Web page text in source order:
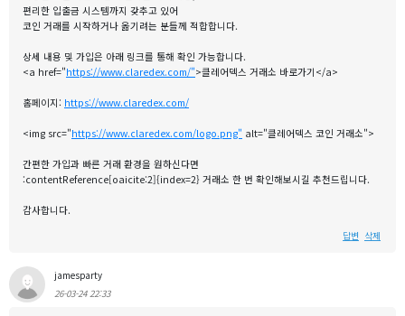
편리한 입출금 시스템까지 갖추고 있어
코인 거래를 시작하거나 옮기려는 분들께 적합합니다.
상세 내용 및 가입은 아래 링크를 통해 확인 가능합니다.
<a href="https://www.claredex.com/">클레어덱스 거래소 바로가기</a>
홈페이지: https://www.claredex.com/
<img src="https://www.claredex.com/logo.png" alt="클레어덱스 코인 거래소">
간편한 가입과 빠른 거래 환경을 원하신다면
:contentReference[oaicite:2]{index=2} 거래소 한 번 확인해보시길 추천드립니다.
감사합니다.
답변 삭제
jamesparty
26-03-24 22:33